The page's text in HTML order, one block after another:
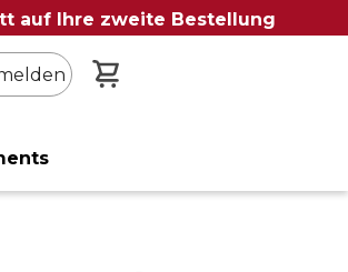
auf Ihre zweite Bestellung